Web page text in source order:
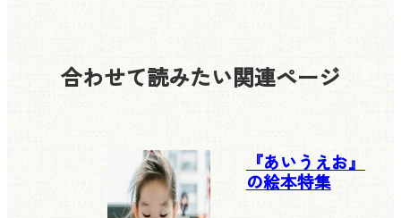
合わせて読みたい関連ページ
『あいうえお』
の絵本特集